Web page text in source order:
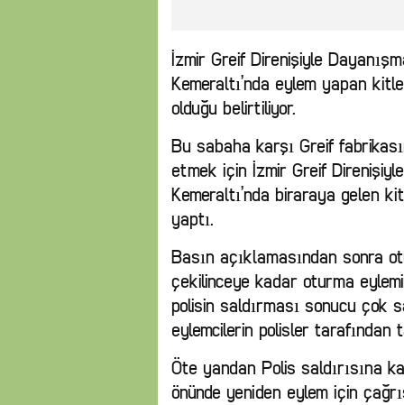
İzmir Greif Direnişiyle
Kemeraltı’nda eylem yapan
olduğu belirtiliyor.
Bu sabaha karşı Greif
etmek için İzmir Greif
Kemeraltı’nda biraraya gelen
yaptı.
Basın açıklamasından sonra
çekilinceye kadar oturma
polisin saldırması sonucu çok
eylemcilerin polisler tarafından
Öte yandan Polis saldırısına
önünde yeniden eylem için